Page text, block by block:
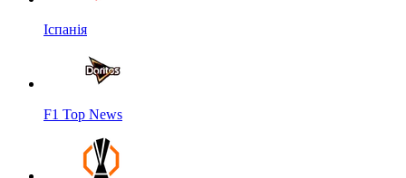
Іспанія
F1 Top News